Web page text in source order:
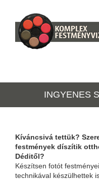
INGYENES
Kíváncsivá tettük?
festmények díszítik
Déditől?
Készítsen fotót
technikával készülhettek